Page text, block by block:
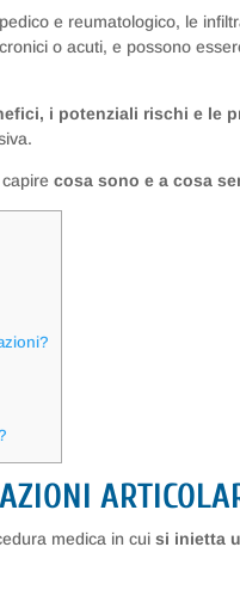
e reumatologico, le
o acuti, e possono
i potenziali rischi e le
capirecosa sono e a cosa
medica in cuisi inietta